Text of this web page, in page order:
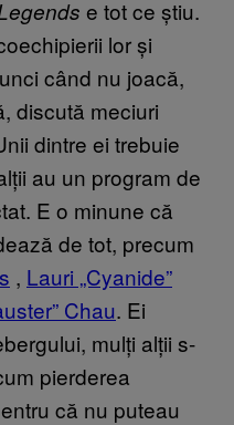
e tot ce știu.
lor și
când nu joacă,
discută meciuri
dintre ei trebuie
au un program de
E o minune că
de tot, precum
, Lauri „Cyanide”
Chau. Ei
mulți alții s-
pierderea
că nu puteau